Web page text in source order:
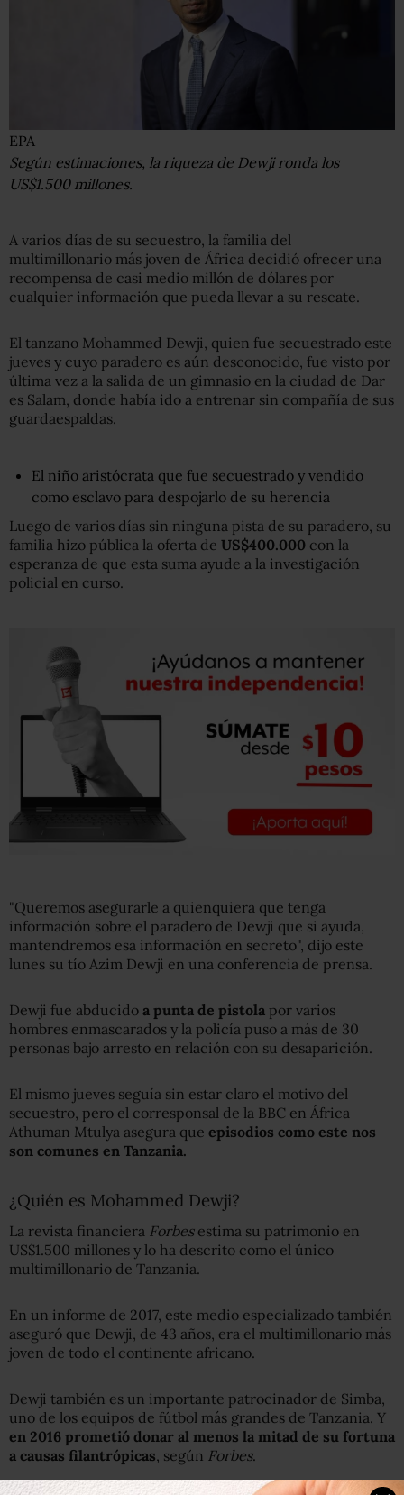
EPA
Según estimaciones, la riqueza de Dewji ronda los
US$1.500 millones.
A varios días de su secuestro, la familia del
multimillonario más joven de África decidió ofrecer una
recompensa de casi medio millón de dólares por
cualquier información que pueda llevar a su rescate.
El tanzano Mohammed Dewji, quien fue secuestrado este
jueves y cuyo paradero es aún desconocido, fue visto por
última vez a la salida de un gimnasio en la ciudad de Dar
es Salam, donde había ido a entrenar sin compañía de sus
guardaespaldas.
El niño aristócrata que fue secuestrado y vendido
como esclavo para despojarlo de su herencia
Luego de varios días sin ninguna pista de su paradero, su
familia hizo pública la oferta de US$400.000 con la
esperanza de que esta suma ayude a la investigación
policial en curso.
"Queremos asegurarle a quienquiera que tenga
información sobre el paradero de Dewji que si ayuda,
mantendremos esa información en secreto", dijo este
lunes su tío Azim Dewji en una conferencia de prensa.
Dewji fue abducido a punta de pistola por varios
hombres enmascarados y la policía puso a más de 30
personas bajo arresto en relación con su desaparición.
El mismo jueves seguía sin estar claro el motivo del
secuestro, pero el corresponsal de la BBC en África
Athuman Mtulya asegura que episodios como este nos
son comunes en Tanzania.
¿Quién es Mohammed Dewji?
La revista financiera Forbes estima su patrimonio en
US$1.500 millones y lo ha descrito como el único
multimillonario de Tanzania.
En un informe de 2017, este medio especializado también
aseguró que Dewji, de 43 años, era el multimillonario más
joven de todo el continente africano.
Dewji también es un importante patrocinador de Simba,
uno de los equipos de fútbol más grandes de Tanzania. Y
en 2016 prometió donar al menos la mitad de su fortuna
a causas filantrópicas, según Forbes.